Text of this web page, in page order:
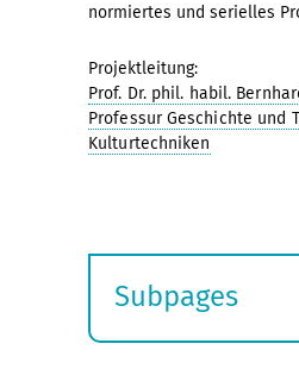
normiertes und serielles
Projektleitung:
Prof. Dr. phil. habil.
Professur Geschichte und
Kulturtechniken
Subpages